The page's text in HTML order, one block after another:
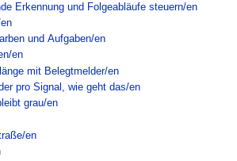
Erkennung und Folgeabläufe steuern/en
und Aufgaben/en
en
mit Belegtmelder/en
pro Signal, wie geht das/en
grau/en
en